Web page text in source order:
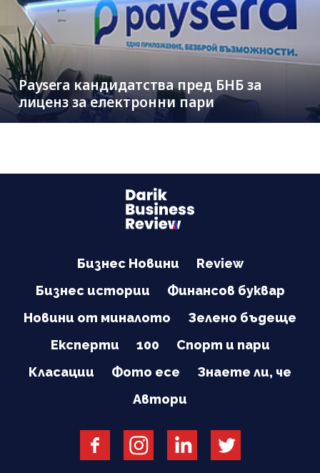
Paysera кандидатства пред БНБ за
лиценз за електронни пари
Бизнес Новини
Review
Бизнес истории
Финансов буквар
Новини от миналото
Зелено бъдеще
Експерти
100
Спорт и пари
Класации
Фото есе
Знаете ли, че
Автори